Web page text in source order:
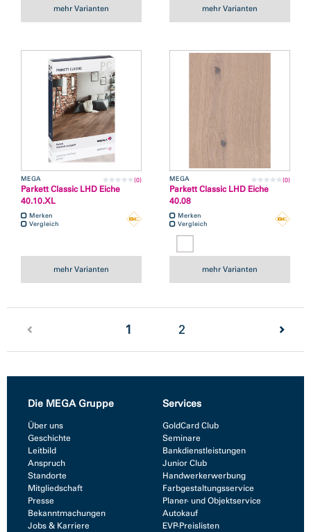
mehr Varianten mehr Varianten
MEGA (0)
Parkett Classic LHD Eiche
40.10.XL
Merken
Vergleich
mehr Varianten
MEGA (0)
Parkett Classic LHD Eiche
40.08
Merken
Vergleich
mehr Varianten
1 (current)2
Die MEGA Gruppe
Über uns
Geschichte
Leitbild
Anspruch
Standorte
Mitgliedschaft
Presse
Bekanntmachungen
Jobs & Karriere
Services
GoldCard Club
Seminare
Bankdienstleistungen
Junior Club
Handwerkerwerbung
Farbgestaltungsservice
Planer- und Objektservice
Autokauf
EVP-Preislisten